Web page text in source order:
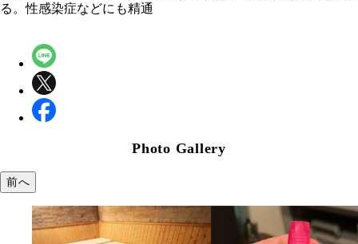
る。性感染症などにも精通
Photo Gallery
前へ